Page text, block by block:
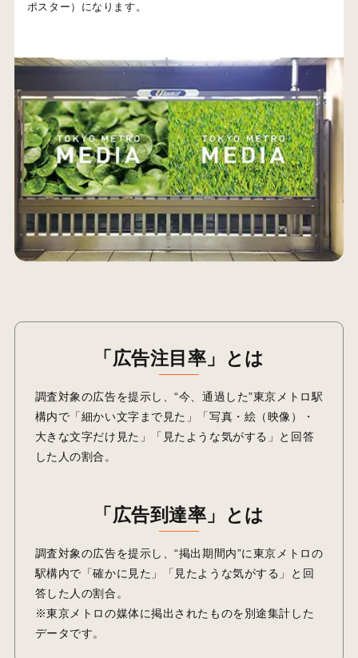
ポスター）になります。
「広告注目率」とは
調査対象の広告を提示し、“今、通過した”東京メトロ駅
構内で「細かい文字まで見た」「写真・絵（映像）・
大きな文字だけ見た」「見たような気がする」と回答
した人の割合。
「広告到達率」とは
調査対象の広告を提示し、“掲出期間内”に東京メトロの
駅構内で「確かに見た」「見たような気がする」と回
答した人の割合。
※東京メトロの媒体に掲出されたものを別途集計した
データです。